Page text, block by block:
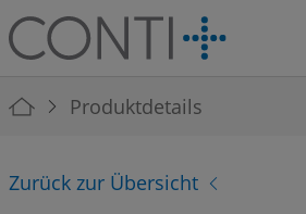
Skip to main navigation
Skip to main content
Skip to page footer
You are here:
Produktdetails
Zurück zur Übersicht